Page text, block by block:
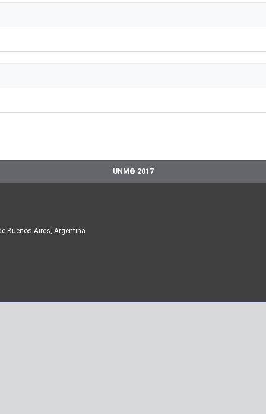
UNM® 2017
Buenos Aires, Argentina